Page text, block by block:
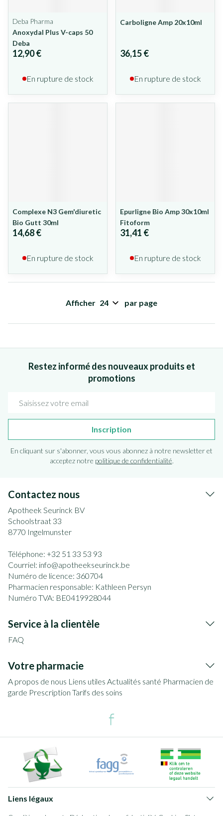
Deba Pharma
Anoxydal Plus V-caps 50
Deba
12,90 €
En rupture de stock
Carboligne Amp 20x10ml
36,15 €
En rupture de stock
Complexe N3 Gem'diuretic
Bio Gutt 30ml
14,68 €
En rupture de stock
Epurligne Bio Amp 30x10ml
Fitoform
31,41 €
En rupture de stock
Afficher par page
Restez informé des nouveaux produits et
promotions
Inscription
En cliquant sur s'abonner, vous vous abonnez à notre newsletter et
acceptez notre politique de confidentialité.
Contactez nous
Apotheek Seurinck BV
Schoolstraat 33
8770 Ingelmunster
Téléphone: +32 51 33 53 93
Courriel: info@apotheekseurinck.be
Numéro de licence: 360704
Pharmacien responsable: Kathleen Persyn
Numéro TVA: BE0419928044
Service à la clientèle
FAQ
Votre pharmacie
A propos de nous Liens utiles Actualités santé Pharmacien de
garde Prescription Tarifs des soins
Liens légaux